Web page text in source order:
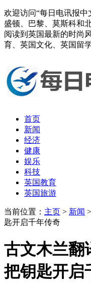
欢迎访问“每日电讯报
盛顿、巴黎、莫斯科和
阅读到英国最新的时尚
育、英国文化、英国留
首页
新闻
经济
健康
娱乐
科技
英国教育
英国旅游
当前位置： 主页 > 新闻
匙开启千年传奇
古文木兰翻
把钥匙开启